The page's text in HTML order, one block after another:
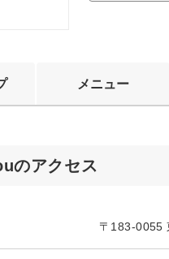
メニュー
のアクセス
〒183-0055